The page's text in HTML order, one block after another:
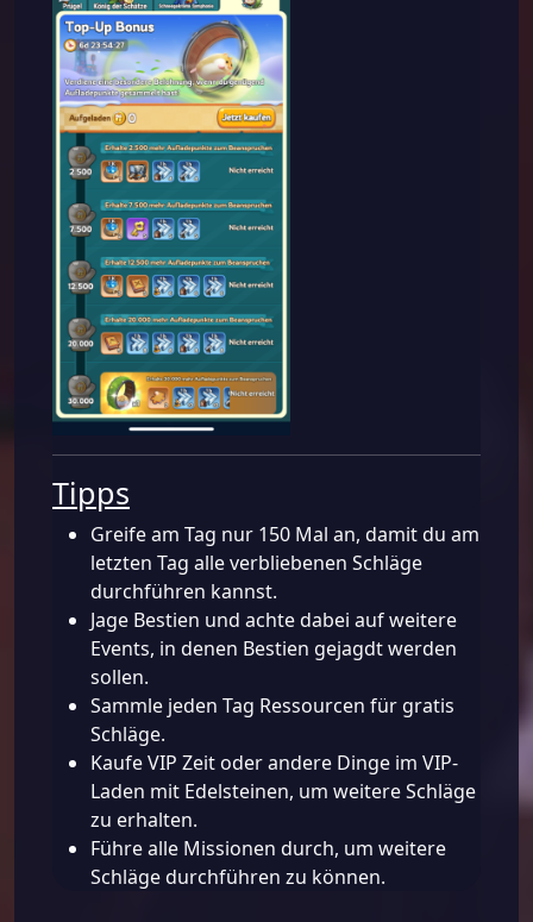
Tipps
Greife am Tag nur 150 Mal an, damit du am
letzten Tag alle verbliebenen Schläge
durchführen kannst.
Jage Bestien und achte dabei auf weitere
Events, in denen Bestien gejagdt werden
sollen.
Sammle jeden Tag Ressourcen für gratis
Schläge.
Kaufe VIP Zeit oder andere Dinge im VIP-
Laden mit Edelsteinen, um weitere Schläge
zu erhalten.
Führe alle Missionen durch, um weitere
Schläge durchführen zu können.